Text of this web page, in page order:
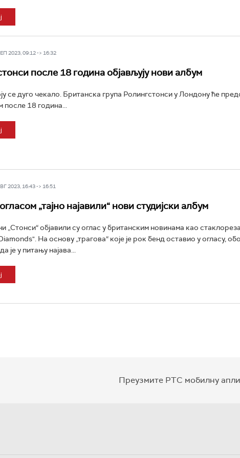
2023, 09:12 -> 16:32
после 18 година објављују нови албум
се дуго чекало. Британска група Ролингстонси у Лондону ће
после 18 година...
2023, 16:43 -> 16:51
„тајно најавили“ нови студијски албум
„Стонси“ објавили су оглас у британским новинама као
На основу „трагова“ које је рок бенд оставио у огласу,
је у питању најава...
Преузмите РТС мобилну